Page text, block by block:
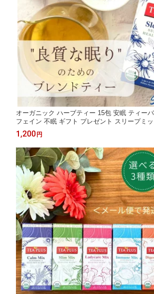
オーガニック ハーブティー 15包 安眠 ティー
フェイン 不眠 ギフト プレゼント スリープミ
い おしゃれ モリンガ カモミール ヨガ ブレン
康 不安 緊張 自律神経 送料無料 クーポンあり
1,200円